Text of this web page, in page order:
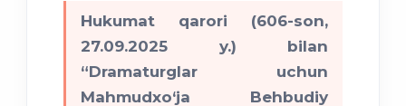
Hukumat qarori (606-son,
27.09.2025 y.) bilan
“Dramaturglar uchun
Mahmudxo‘ja Behbudiy